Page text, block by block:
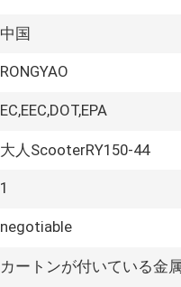
中国
RONGYAO
EC,EEC,DOT,EPA
大人ScooterRY150-44
1
negotiable
カートンが付いている金